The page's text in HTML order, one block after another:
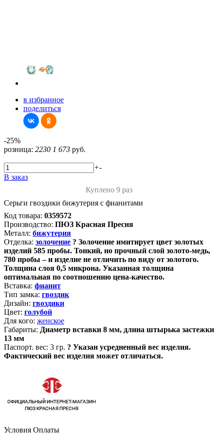
в избранное
поделиться
-25%
розница: 2230 1 673 руб.
+-
В заказ
Куплено 9 раз
Серьги гвоздики бижутерия с фианитами
Код товара: 0359572
Производство: ПЮЗ Красная Пресня
Металл: бижутерия
Отделка: золочение ? Золочение имитирует цвет золотых
изделий 585 пробы. Тонкий, но прочный слой золото-медь,
780 пробы – и изделие не отличить по виду от золотого.
Толщина слоя 0,5 микрона. Указанная толщина
оптимальная по соотношению цена-качество.
Вставка: фианит
Тип замка: гвоздик
Дизайн: гвоздики
Цвет: голубой
Для кого: женское
Габариты: Диаметр вставки 8 мм, длина штырька застежки
13 мм
Паспорт. вес: 3 гр. ? Указан усредненный вес изделия.
Фактический вес изделия может отличаться.
Условия Оплаты